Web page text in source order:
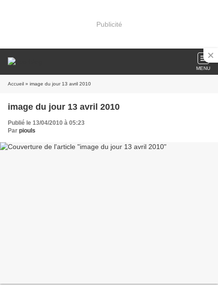
Publicité
MENU
Accueil » image du jour 13 avril 2010
image du jour 13 avril 2010
Publié le 13/04/2010 à 05:23
Par piouls